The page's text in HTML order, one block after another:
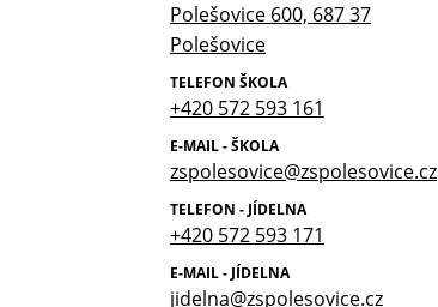
Polešovice 600, 687 37
Polešovice
TELEFON ŠKOLA
+420 572 593 161
E-MAIL - ŠKOLA
zspolesovice@zspolesovice.cz
TELEFON - JÍDELNA
+420 572 593 171
E-MAIL - JÍDELNA
jidelna@zspolesovice.cz